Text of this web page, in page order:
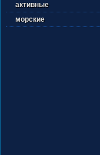
активные
морские